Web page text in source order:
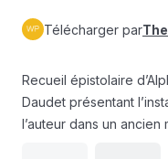
Télécharger par
Recueil épistolaire
Daudet présentant
l’auteur dans un ancien